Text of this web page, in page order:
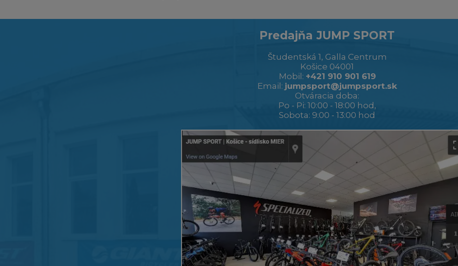
Predajňa JUMP SPORT
Študentská 1, Galla Centrum
Košice 04001
Mobil: +421 910 901 619
Email: jumpsport@jumpsport.sk
Otváracia doba:
Po - Pi: 10:00 - 18:00 hod,
Sobota: 9:00 - 13:00 hod